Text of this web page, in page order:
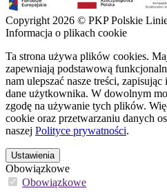
Copyright 2026 © PKP Polskie
Informacja o plikach cookie
Ta strona używa plików cookies.
zapewniają podstawową
nam ulepszać nasze treści,
dane użytkownika. W dowolnym
zgodę na używanie tych plików.
cookie oraz przetwarzaniu danych
naszej Polityce prywatności.
Ustawienia
Obowiązkowe
Obowiązkowe